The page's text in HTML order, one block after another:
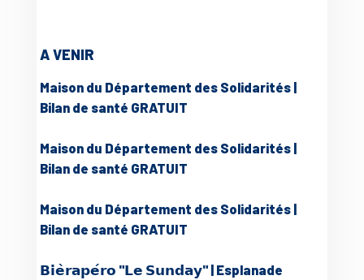
A VENIR
Maison du Département des Solidarités |
Bilan de santé GRATUIT
Maison du Département des Solidarités |
Bilan de santé GRATUIT
Maison du Département des Solidarités |
Bilan de santé GRATUIT
𝗕𝗶𝗲̀𝗿𝗮𝗽𝗲́𝗿𝗼 "𝗟𝗲 𝗦𝘂𝗻𝗱𝗮𝘆" | Esplanade